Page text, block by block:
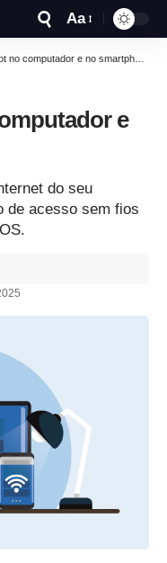
Aa
no computador e no smartphone
e
do seu
de acesso sem fios